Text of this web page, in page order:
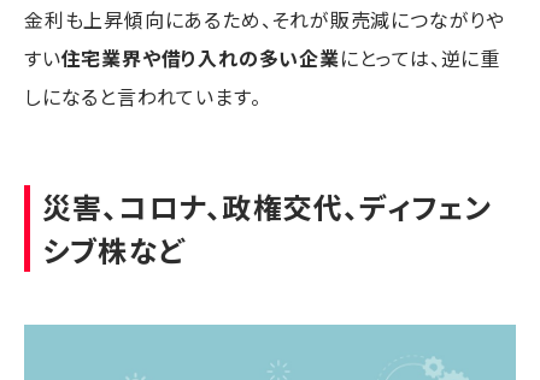
金利も上昇傾向にあるため、それが販売減につながりや
すい住宅業界や借り入れの多い企業にとっては、逆に重
しになると言われています。
災害、コロナ、政権交代、ディフェン
シブ株など